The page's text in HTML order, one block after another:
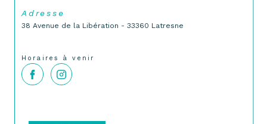
Adresse
38 Avenue de la Libération - 33360 Latresne
Horaires à venir